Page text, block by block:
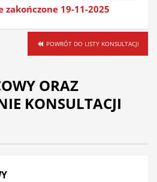
zakończone 19-11-2025
POWRÓT DO LISTY KONSULTACJI
ORAZ
KONSULTACJI